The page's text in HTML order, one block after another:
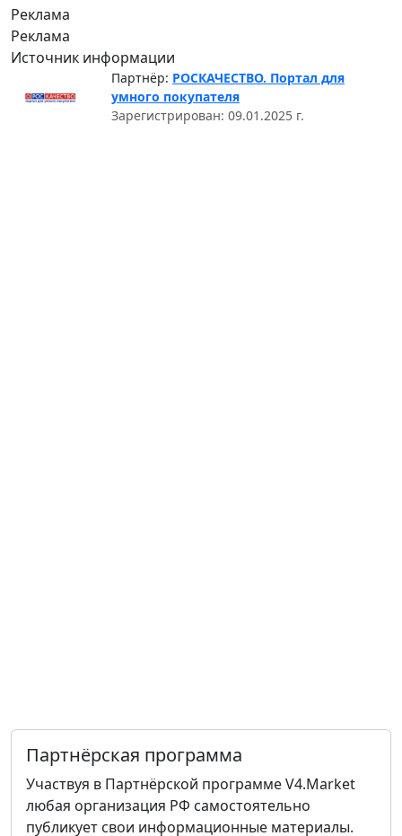
Реклама
Реклама
Источник информации
Партнёр: РОСКАЧЕСТВО. Портал для
умного покупателя
Зарегистрирован: 09.01.2025 г.
Партнёрская программа
Участвуя в Партнёрской программе V4.Market
любая организация РФ самостоятельно
публикует свои информационные материалы.